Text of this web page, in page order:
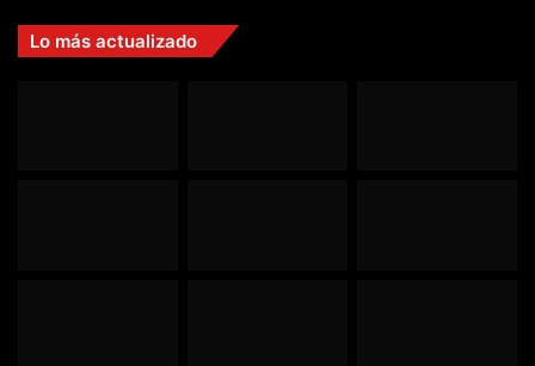
Lo más actualizado